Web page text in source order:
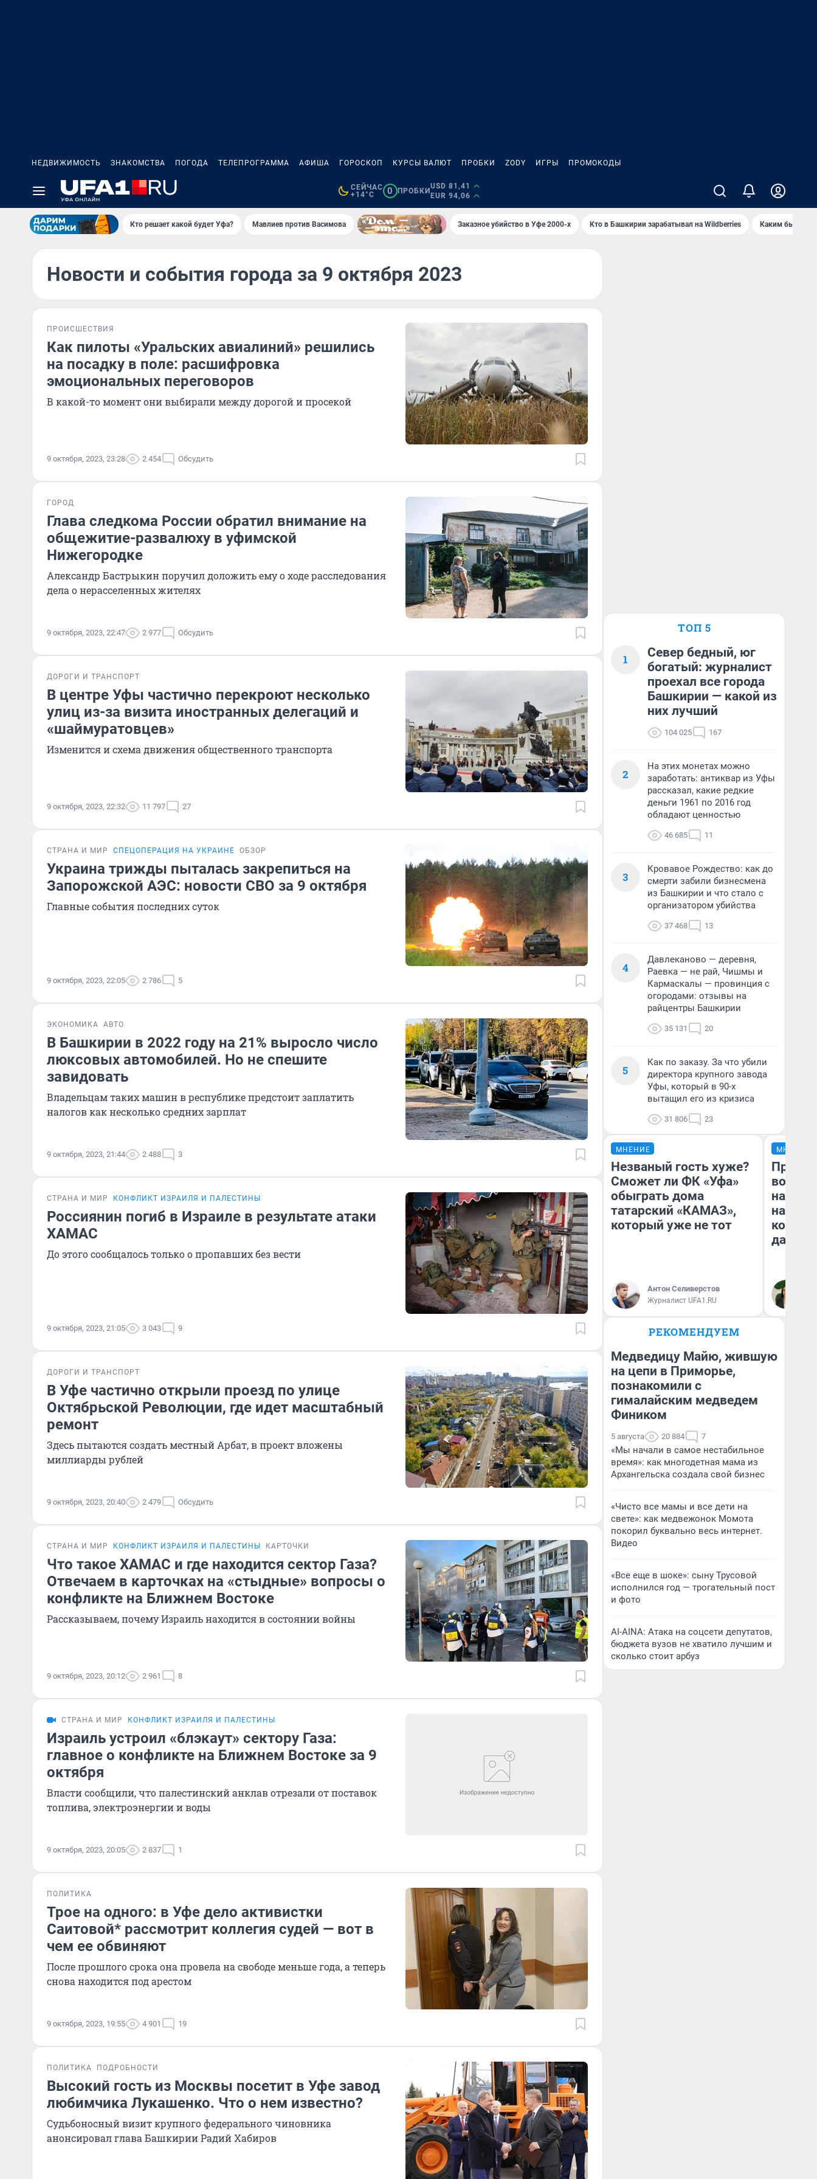
НЕДВИЖИМОСТЬ ЗНАКОМСТВА ПОГОДА ТЕЛЕПРОГРАММА АФИША ГОРОСКОП КУРСЫ ВАЛЮТ ПРОБКИ ZODY ИГРЫ ПРОМОКОДЫ
СЕЙЧАС
+14°C
0 ПРОБКИ
USD 81,41
EUR 94,06
Кто решает какой будет Уфа? Мавлиев против Васимова Заказное убийство в Уфе 2000-х Кто в Башкирии зарабатывал на Wildberries Каким было
Новости и события города за 9 октября 2023
ПРОИСШЕСТВИЯ
Как пилоты «Уральских авиалиний» решились
на посадку в поле: расшифровка
эмоциональных переговоров
В какой-то момент они выбирали между дорогой и просекой
9 октября, 2023, 23:28 2 454 Обсудить
ГОРОД
Глава следкома России обратил внимание на
общежитие-развалюху в уфимской
Нижегородке
Александр Бастрыкин поручил доложить ему о ходе расследования
дела о нерасселенных жителях
9 октября, 2023, 22:47 2 977 Обсудить
ДОРОГИ И ТРАНСПОРТ
В центре Уфы частично перекроют несколько
улиц из-за визита иностранных делегаций и
«шаймуратовцев»
Изменится и схема движения общественного транспорта
9 октября, 2023, 22:32 11 797 27
СТРАНА И МИР СПЕЦОПЕРАЦИЯ НА УКРАИНЕ ОБЗОР
Украина трижды пыталась закрепиться на
Запорожской АЭС: новости СВО за 9 октября
Главные события последних суток
9 октября, 2023, 22:05 2 786 5
ЭКОНОМИКА АВТО
В Башкирии в 2022 году на 21% выросло число
люксовых автомобилей. Но не спешите
завидовать
Владельцам таких машин в республике предстоит заплатить
налогов как несколько средних зарплат
9 октября, 2023, 21:44 2 488 3
СТРАНА И МИР КОНФЛИКТ ИЗРАИЛЯ И ПАЛЕСТИНЫ
Россиянин погиб в Израиле в результате атаки
ХАМАС
До этого сообщалось только о пропавших без вести
9 октября, 2023, 21:05 3 043 9
ДОРОГИ И ТРАНСПОРТ
В Уфе частично открыли проезд по улице
Октябрьской Революции, где идет масштабный
ремонт
Здесь пытаются создать местный Арбат, в проект вложены
миллиарды рублей
9 октября, 2023, 20:40 2 479 Обсудить
СТРАНА И МИР КОНФЛИКТ ИЗРАИЛЯ И ПАЛЕСТИНЫ КАРТОЧКИ
Что такое ХАМАС и где находится сектор Газа?
Отвечаем в карточках на «стыдные» вопросы о
конфликте на Ближнем Востоке
Рассказываем, почему Израиль находится в состоянии войны
9 октября, 2023, 20:12 2 961 8
СТРАНА И МИР КОНФЛИКТ ИЗРАИЛЯ И ПАЛЕСТИНЫ
Израиль устроил «блэкаут» сектору Газа:
главное о конфликте на Ближнем Востоке за 9
октября
Власти сообщили, что палестинский анклав отрезали от поставок
топлива, электроэнергии и воды
9 октября, 2023, 20:05 2 837 1
ПОЛИТИКА
Трое на одного: в Уфе дело активистки
Саитовой* рассмотрит коллегия судей — вот в
чем ее обвиняют
После прошлого срока она провела на свободе меньше года, а теперь
снова находится под арестом
9 октября, 2023, 19:55 4 901 19
ПОЛИТИКА ПОДРОБНОСТИ
Высокий гость из Москвы посетит в Уфе завод
любимчика Лукашенко. Что о нем известно?
Судьбоносный визит крупного федерального чиновника
анонсировал глава Башкирии Радий Хабиров
ТОП 5
1
Север бедный, юг
богатый: журналист
проехал все города
Башкирии — какой из
них лучший
104 025 167
2
На этих монетах можно
заработать: антиквар из Уфы
рассказал, какие редкие
деньги 1961 по 2016 год
обладают ценностью
46 685 11
3
Кровавое Рождество: как до
смерти забили бизнесмена
из Башкирии и что стало с
организатором убийства
37 468 13
4
Давлеканово — деревня,
Раевка — не рай, Чишмы и
Кармаскалы — провинция с
огородами: отзывы на
райцентры Башкирии
35 131 20
5
Как по заказу. За что убили
директора крупного завода
Уфы, который в 90-х
вытащил его из кризиса
31 806 23
МНЕНИЕ
Незваный гость хуже?
Сможет ли ФК «Уфа»
обыграть дома
татарский «КАМАЗ»,
который уже не тот
Антон Селиверстов
Журналист UFA1.RU
МНЕНИЕ
нам
даже
РЕКОМЕНДУЕМ
Медведицу Майю, жившую
на цепи в Приморье,
познакомили с
гималайским медведем
Фиником
5 августа 20 884 7
«Мы начали в самое нестабильное
время»: как многодетная мама из
Архангельска создала свой бизнес
«Чисто все мамы и все дети на
свете»: как медвежонок Момота
покорил буквально весь интернет.
Видео
«Все еще в шоке»: сыну Трусовой
исполнился год — трогательный пост
и фото
AI-AINA: Атака на соцсети депутатов,
бюджета вузов не хватило лучшим и
сколько стоит арбуз